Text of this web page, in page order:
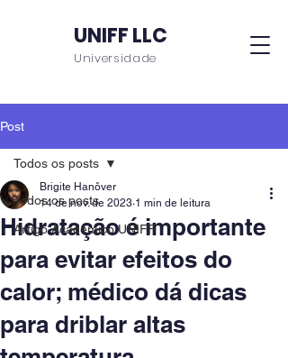
UNIFF LLC
Universidade
Post
Todos os posts
Artigo Acadêmico UNIFF
Todos os posts
Hidratação é importante
para evitar efeitos do
calor; médico dá dicas
para driblar altas
Brigite Hanôver
14 de nov. de 2023 1 min de leitura